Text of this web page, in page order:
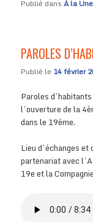
Publié dans À la Une
PAROLES
Publié le 14 février
Paroles
l’ouverture de la
dans le 19ème.
Lieu d’échanges
partenariat avec
19e et la